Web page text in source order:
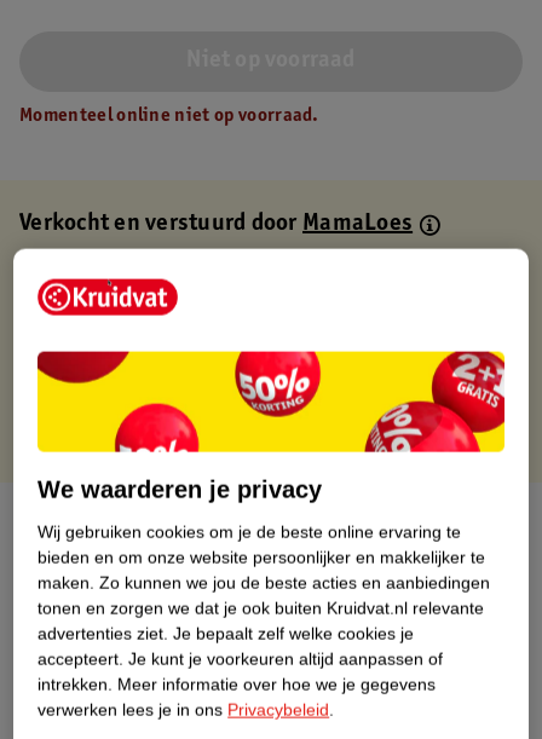
Momenteel online niet op voorraad.
Verkocht en verstuurd doorMamaLoes
Binnen 1 werkdag verstuurd
Gratis thuisbezorgd
Gratis punten met je Kruidvat kaart
Over dit product
Productinformatie
Etiketinformatie
Nature Impact Score
We waarderen je privacy
Wij gebruiken cookies om je de beste online ervaring te
bieden en om onze website persoonlijker en makkelijker te
maken. Zo kunnen we jou de beste acties en aanbiedingen
tonen en zorgen we dat je ook buiten Kruidvat.nl relevante
advertenties ziet. Je bepaalt zelf welke cookies je
accepteert. Je kunt je voorkeuren altijd aanpassen of
intrekken. Meer informatie over hoe we je gegevens
verwerken lees je in ons Privacybeleid.